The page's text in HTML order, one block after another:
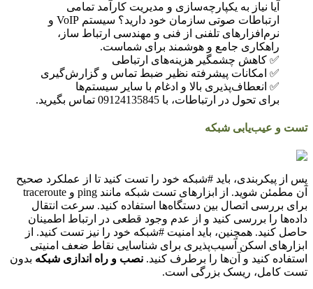
آیا نیاز به یکپارچه‌سازی و مدیریت کارآمد تمامی
ارتباطات صوتی سازمان خود دارید؟ سیستم VoIP و
نرم‌افزارهای تلفنی از فنی و مهندسی ارتباط ساز،
راهکاری جامع و هوشمند برای شماست.
✅ کاهش چشمگیر هزینه‌های ارتباطی
✅ امکانات پیشرفته نظیر ضبط تماس و گزارش‌گیری
✅ انعطاف‌پذیری بالا و ادغام با سایر سیستم‌ها
برای تحول در ارتباطات، با 09124135845 تماس بگیرید.
تست و عیب‌یابی شبکه
پس از پیکربندی، باید #شبکه خود را تست کنید تا از عملکرد صحیح
آن مطمئن شوید. از ابزارهای تست شبکه مانند ping و traceroute
برای بررسی اتصال بین دستگاه‌ها استفاده کنید. سرعت انتقال
داده‌ها را بررسی کنید و از عدم وجود قطعی در ارتباط اطمینان
حاصل کنید. همچنین، باید امنیت #شبکه خود را نیز تست کنید. از
ابزارهای اسکن آسیب‌پذیری برای شناسایی نقاط ضعف امنیتی
استفاده کنید و آن‌ها را برطرف کنید. نصب و راه اندازی شبکه بدون
تست کامل، ریسک بزرگی است.